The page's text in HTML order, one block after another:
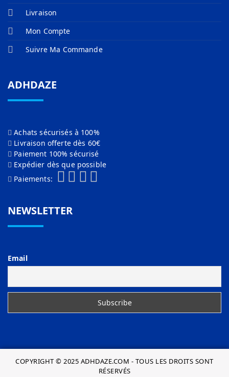
Livraison
Mon Compte
Suivre Ma Commande
ADHDAZE
Achats sécurisés à 100%
Livraison offerte dès 60€
Paiement 100% sécurisé
Expédier dès que possible
Paiements:
NEWSLETTER
Email
COPYRIGHT © 2025 ADHDAZE.COM - TOUS LES DROITS SONT
RÉSERVÉS